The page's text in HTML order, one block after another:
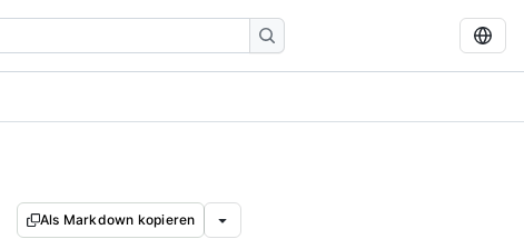
Als Markdown kopieren